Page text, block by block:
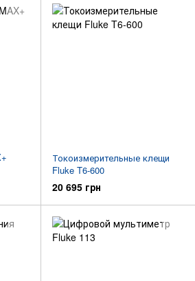
Токоизмерительные клещи
Fluke T6-600
20 695 грн